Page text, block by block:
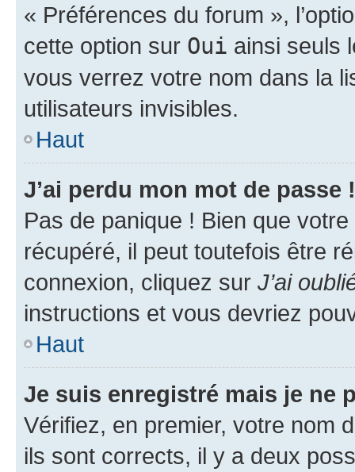
« Préférences du forum »,
cette option sur Oui ainsi seuls
vous verrez votre nom dans la
utilisateurs invisibles.
Haut
J’ai perdu mon mot de passe !
Pas de panique ! Bien que
récupéré, il peut toutefois être
connexion, cliquez sur J’ai
instructions et vous devriez
Haut
Je suis enregistré mais je ne
Vérifiez, en premier, votre nom
ils sont corrects, il y a deux